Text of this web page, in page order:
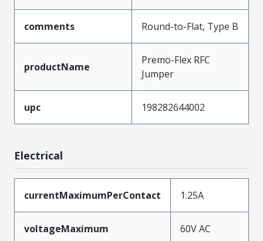
comments Round-to-Flat, Type B
productName
Premo-Flex RFC
Jumper
upc 198282644002
Electrical
currentMaximumPerContact 1.25A
voltageMaximum 60V AC